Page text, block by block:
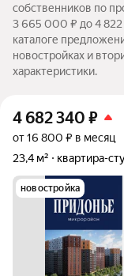
собственников по
3 665 000 ₽ до 4
каталоге
новостройках и
характеристики.
4 682 340 ₽
от 16 800 ₽ в месяц
23,4 м²
квартира-
новостройка